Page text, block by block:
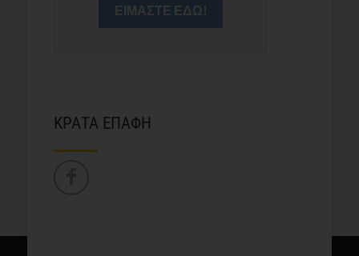
ΕΙΜΑΣΤΕ ΕΔΩ!
ΚΡΑΤΑ ΕΠΑΦΗ